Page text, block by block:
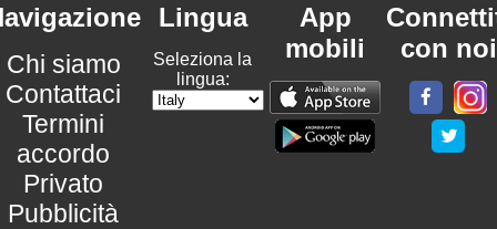
Chi siamo
Contattaci
Termini
accordo
Privato
Pubblicità
Lingua
Seleziona la
lingua:
App
mobili
con noi